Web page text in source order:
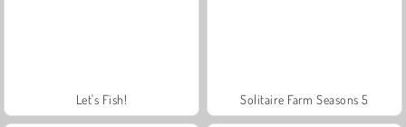
Let's Fish! Solitaire Farm Seasons 5